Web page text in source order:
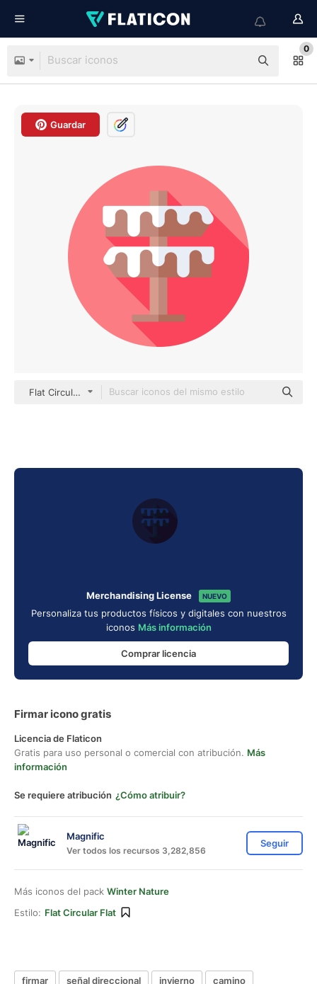
0
Guardar
Flat Circular Flat
Merchandising License NUEVO
Personaliza tus productos físicos y digitales con nuestros
iconos Más información
Comprar licencia
Firmar icono gratis
Licencia de Flaticon
Gratis para uso personal o comercial con atribución. Más
información
Se requiere atribución ¿Cómo atribuir?
Magnific
Ver todos los recursos 3,282,856
Seguir
Más iconos del pack Winter Nature
Estilo: Flat Circular Flat
firmar señal direccional invierno
camino